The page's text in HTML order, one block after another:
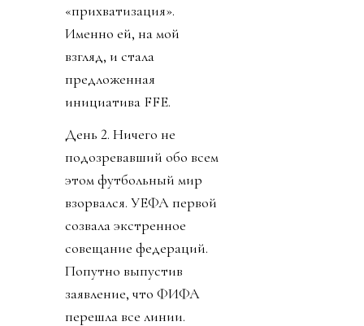
«прихватизация».
Именно ей, на мой
взгляд, и стала
предложенная
инициатива FFE.
День 2. Ничего не
подозревавший обо всем
этом футбольный мир
взорвался. УЕФА первой
созвала экстренное
совещание федераций.
Попутно выпустив
заявление, что ФИФА
перешла все линии.